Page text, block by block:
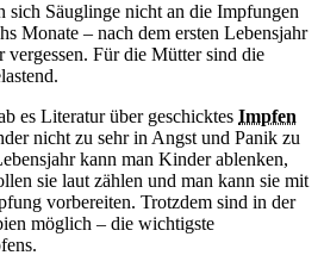
sich Säuglinge nicht an die Impfungen
Monate – nach dem ersten Lebensjahr
Für die Mütter sind die
es Literatur über geschicktes Impfen
nicht zu sehr in Angst und Panik zu
kann man Kinder ablenken,
sie laut zählen und man kann sie mit
vorbereiten. Trotzdem sind in der
möglich – die wichtigste